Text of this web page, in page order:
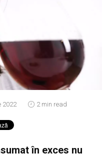
2022 2 min read
în exces nu